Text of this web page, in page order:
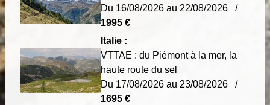
Du 16/08/2026 au 22/08/2026 /
1995 €
Italie :
VTTAE : du Piémont à la mer, la
haute route du sel
Du 17/08/2026 au 23/08/2026 /
1695 €